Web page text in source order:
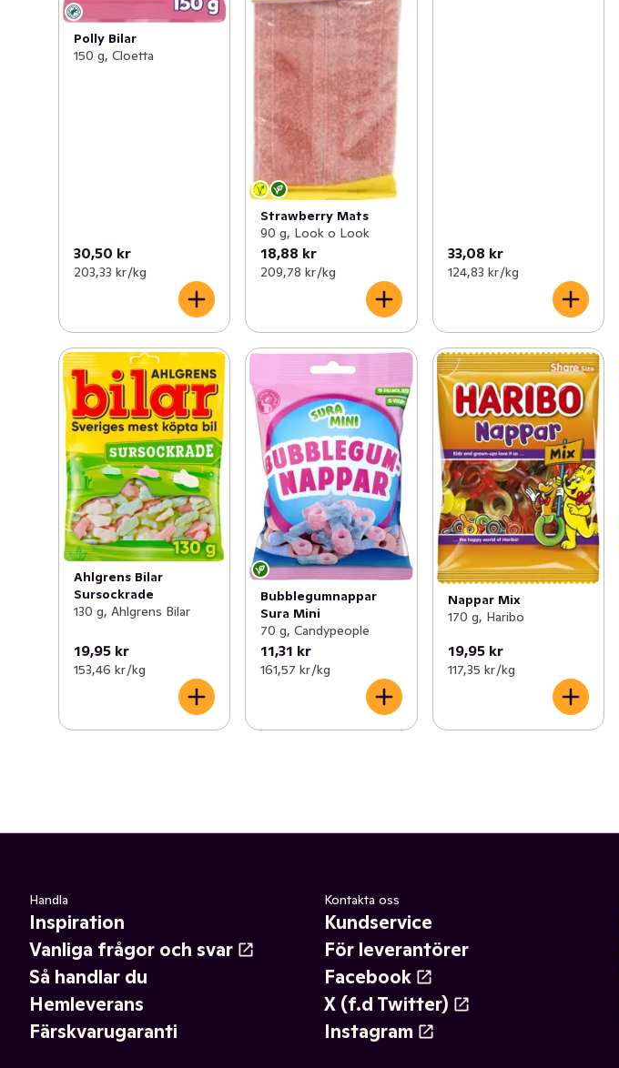
Polly Bilar
150 g, Cloetta
30,50 kr
203,33 kr /kg
Strawberry Mats
90 g, Look o Look
18,88 kr
209,78 kr /kg
33,08 kr
124,83 kr /kg
Ahlgrens Bilar
Sursockrade
130 g, Ahlgrens Bilar
19,95 kr
153,46 kr /kg
Bubblegumnappar
Sura Mini
70 g, Candypeople
11,31 kr
161,57 kr /kg
Nappar Mix
170 g, Haribo
19,95 kr
117,35 kr /kg
Handla
Inspiration
Vanliga frågor och svar
Så handlar du
Hemleverans
Färskvarugaranti
Kontakta oss
Kundservice
För leverantörer
Facebook
X (f.d Twitter)
Instagram